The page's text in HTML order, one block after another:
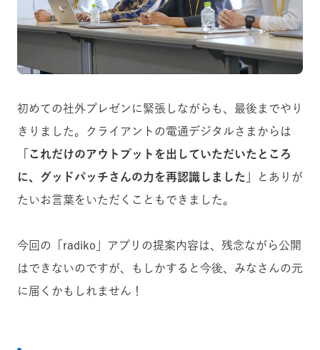
初めての社外プレゼンに緊張しながらも、最後までやり
きりました。クライアントの電通デジタルさまからは
「これだけのアウトプットを出していただいたところ
に、グッドパッチさんの力を再認識しました」
とありが
たいお言葉をいただくこともできました。
今回の「radiko」アプリの提案内容は、残念ながら公開
はできないのですが、もしかすると今後、みなさんの元
に届くかもしれません！